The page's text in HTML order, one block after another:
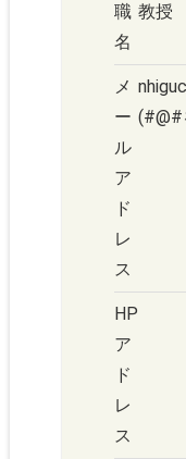
職
名
教授
メ
ー
ル
ア
ド
レ
ス
(#@#
HP
ア
ド
レ
ス